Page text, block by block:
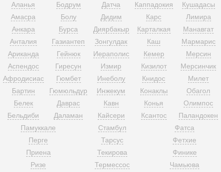
Аланья
Амасра
Анкара
Анталия
Ариканда
Аспендос
Афродисиас
Бартин
Белек
Бельдиби
Бодрум
Болу
Бурса
Газиантеп
Гейнюк
Гиресун
Гюмбет
Гюмюльдур
Даврас
Даламан
Датча
Дидим
Диярбакыр
Зонгулдак
Иераполис
Измир
Инеболу
Инжекум
Кавн
Кайсери
Каппадокия
Карс
Карталкая
Каш
Кемер
Кизилот
Книдос
Конаклы
Конья
Ксантос
Кушадасы
Лимира
Манавгат
Мармарис
Мерсин
Мерсинчик
Милет
Обагол
Олимпос
Паландокен
Памуккале
Перге
Приена
Ризе
Стамбул
Тарсус
Текирова
Термессос
Фатса
Фетхие
Финике
Чамьюва